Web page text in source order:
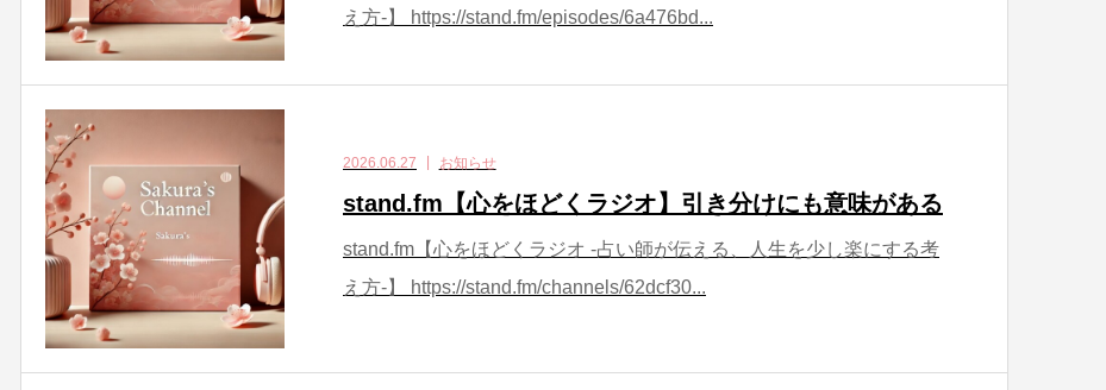
え方-】 https://stand.fm/episodes/6a476bd...
2026.06.27 お知らせ
stand.fm【心をほどくラジオ】引き分けにも意味がある
stand.fm【心をほどくラジオ -占い師が伝える、人生を少し楽にする考
え方-】 https://stand.fm/channels/62dcf30...